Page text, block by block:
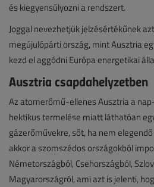
és kiegyensúlyozni a rendszert.
Joggal nevezhetjük jelzésértékűnek
megújulópárti ország, mint Ausztria
kezd el aggódni Európa energetikai
Ausztria csapdahelyzetben
Az atomerőmű-ellenes Ausztria a
hektikus termelése miatt láthatóan
gázerőművekre, sőt, ha nem
akkor a szomszédos országokból
Németországból, Csehországból,
Magyarországról, ami azt is jelenti,